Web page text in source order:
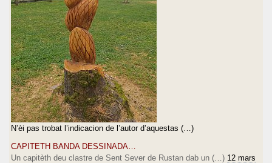
N’èi pas trobat l’indicacion de l’autor d’aquestas (…)
CAPITETH BANDA DESSINADA…
Un capitèth deu clastre de Sent Sever de Rustan dab un (…) 12 mars